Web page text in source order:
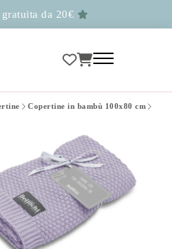
da 20€
Copertine in bambù 100x80 cm